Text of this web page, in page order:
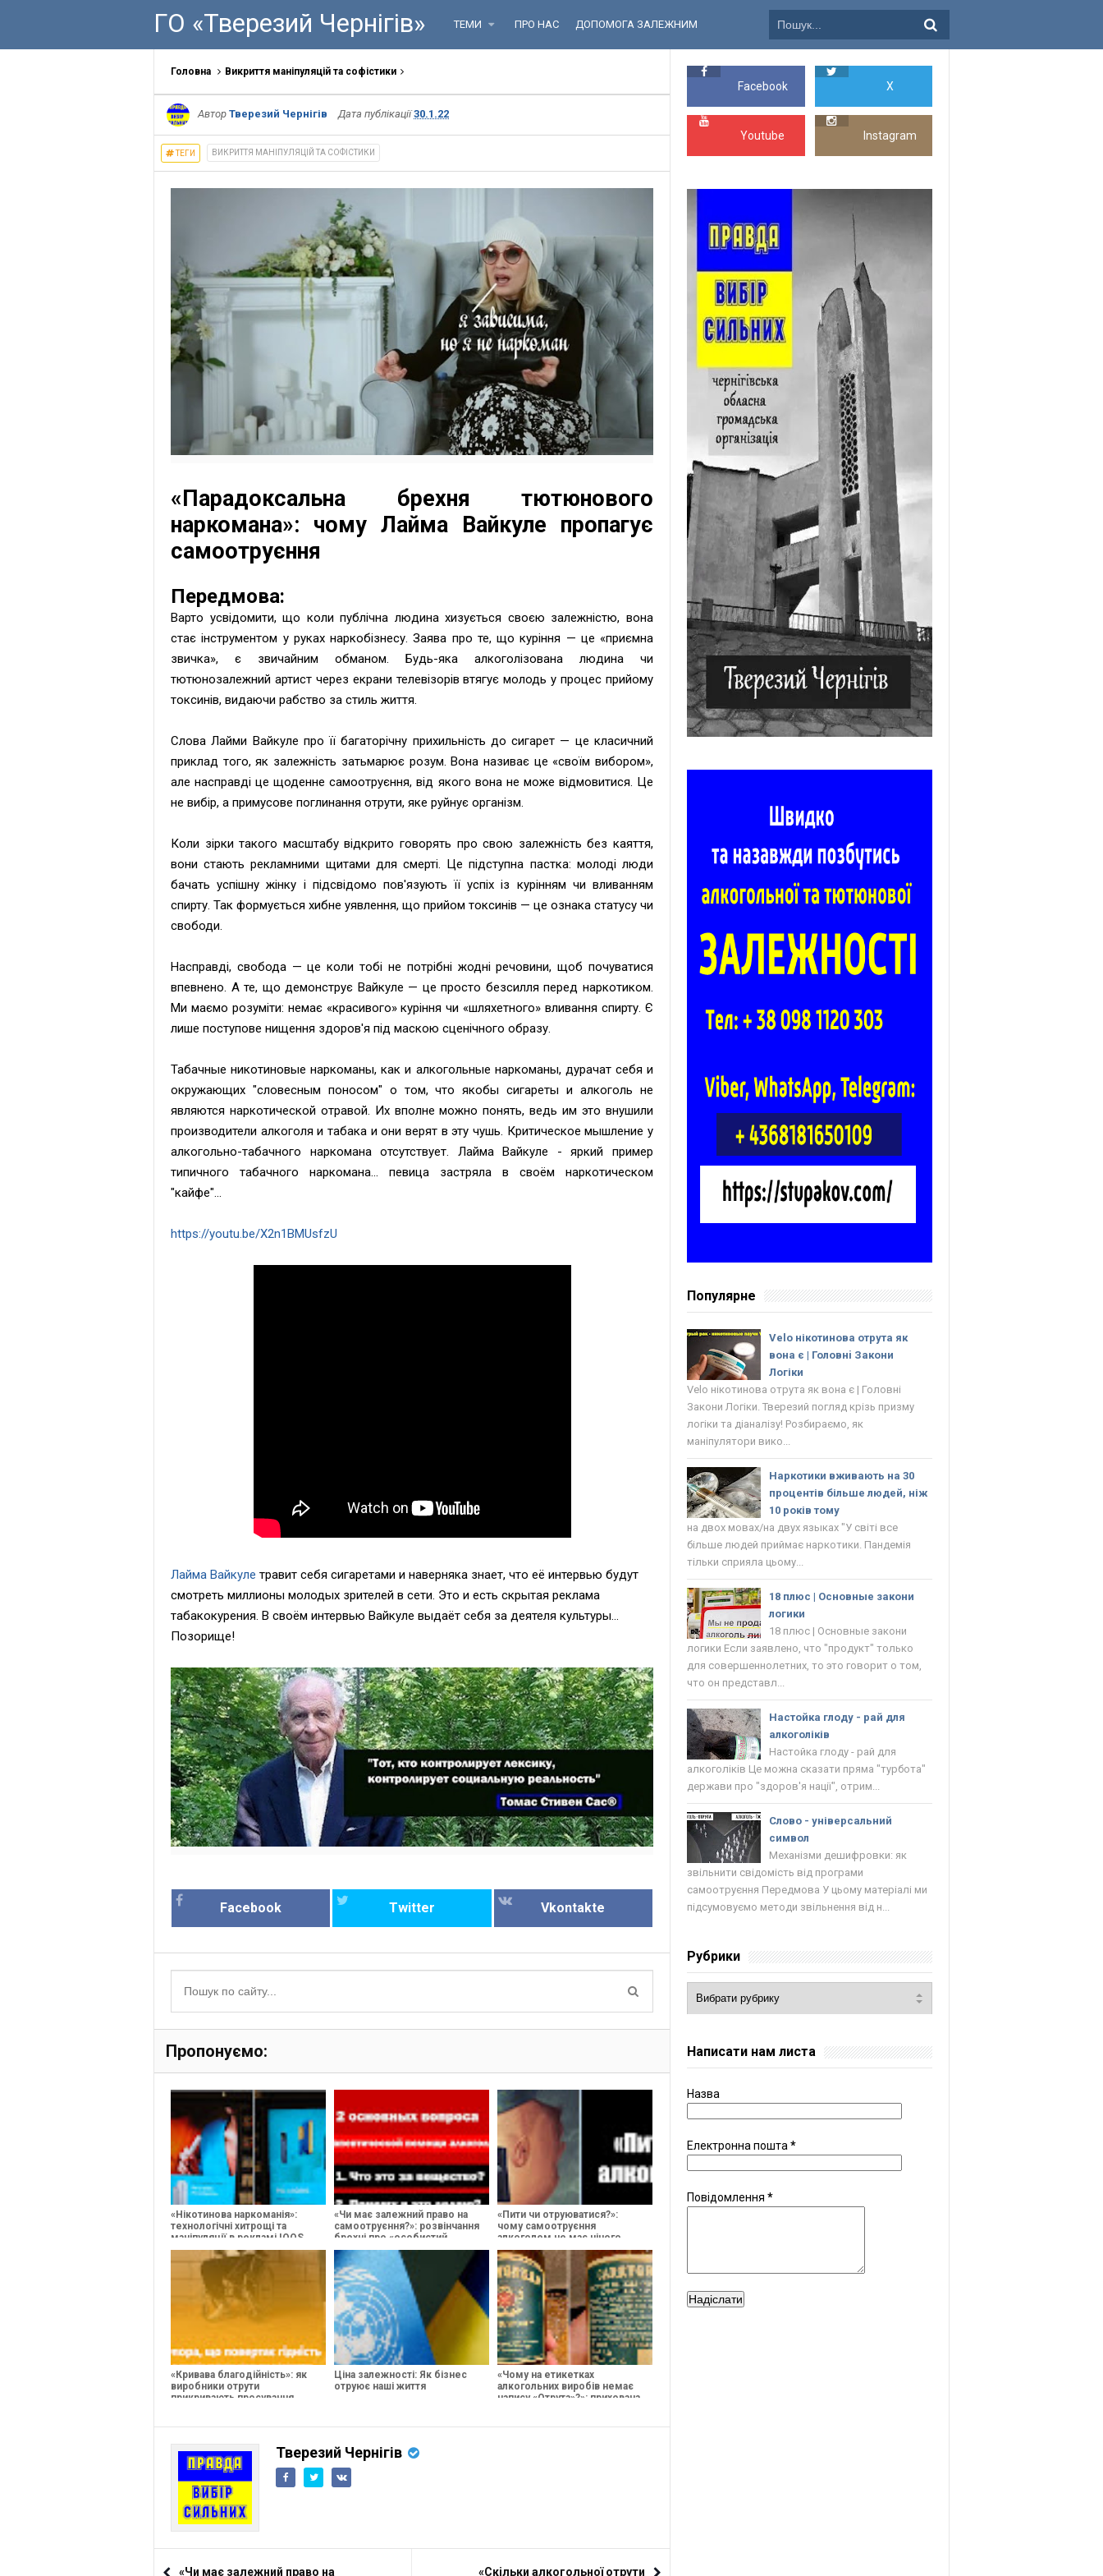
ГО «Тверезий Чернігів» ТЕМИ ПРО НАС ДОПОМОГА ЗАЛЕЖНИМ
Головна Викриття маніпуляцій та софістики
Автор Тверезий Чернігів Дата публікації30.1.22
ТЕГИ ВИКРИТТЯ МАНІПУЛЯЦІЙ ТА СОФІСТИКИ
«Парадоксальна брехня тютюнового
наркомана»: чому Лайма Вайкуле пропагує
самоотруєння
Передмова:
Варто усвідомити, що коли публічна людина хизується своєю залежністю, вона
стає інструментом у руках наркобізнесу. Заява про те, що куріння — це «приємна
звичка», є звичайним обманом. Будь-яка алкоголізована людина чи
тютюнозалежний артист через екрани телевізорів втягує молодь у процес прийому
токсинів, видаючи рабство за стиль життя.
Слова Лайми Вайкуле про її багаторічну прихильність до сигарет — це класичний
приклад того, як залежність затьмарює розум. Вона називає це «своїм вибором»,
але насправді це щоденне самоотруєння, від якого вона не може відмовитися. Це
не вибір, а примусове поглинання отрути, яке руйнує організм.
Коли зірки такого масштабу відкрито говорять про свою залежність без каяття,
вони стають рекламними щитами для смерті. Це підступна пастка: молоді люди
бачать успішну жінку і підсвідомо пов'язують її успіх із курінням чи вливанням
спирту. Так формується хибне уявлення, що прийом токсинів — це ознака статусу чи
свободи.
Насправді, свобода — це коли тобі не потрібні жодні речовини, щоб почуватися
впевнено. А те, що демонструє Вайкуле — це просто безсилля перед наркотиком.
Ми маємо розуміти: немає «красивого» куріння чи «шляхетного» вливання спирту. Є
лише поступове нищення здоров'я під маскою сценічного образу.
Табачные никотиновые наркоманы, как и алкогольные наркоманы, дурачат себя и
окружающих "словесным поносом" о том, что якобы сигареты и алкоголь не
являются наркотической отравой. Их вполне можно понять, ведь им это внушили
производители алкоголя и табака и они верят в эту чушь. Критическое мышление у
алкогольно-табачного наркомана отсутствует. Лайма Вайкуле - яркий пример
типичного табачного наркомана... певица застряла в своём наркотическом
"кайфе"...
https://youtu.be/X2n1BMUsfzU
Лайма Вайкуле травит себя сигаретами и наверняка знает, что её интервью будут
смотреть миллионы молодых зрителей в сети. Это и есть скрытая реклама
табакокурения. В своём интервью Вайкуле выдаёт себя за деятеля культуры...
Позорище!
Facebook Twitter Vkontakte
Пропонуємо:
«Нікотинова наркоманія»:
технологічні хитрощі та
маніпуляції в рекламі IQOS
«Чи має залежний право на
самоотруєння?»: розвінчання
брехні про «особистий
вибір»
«Пити чи отруюватися?»:
чому самоотруєння
алкоголем не має нічого
спільного з нормальним
вгамуванням спраги
«Кривава благодійність»: як
виробники отрути
прикривають просування
Ціна залежності: Як бізнес
отруює наші життя
«Чому на етикетках
алкогольних виробів немає
напису «Отрута»?»: прихована
Тверезий Чернігів
«Чи має залежний право на «Скільки алкогольної отрути
Facebook X
Youtube Instagram
Популярне
Velo нікотинова отрута як
вона є | Головнi Закони
Логіки
Velo нікотинова отрута як вона є | Головнi
Закони Логіки. Тверезий погляд крізь призму
логіки та діаналізу! Розбираємо, як
маніпулятори вико...
Наркотики вживають на 30
процентів більше людей, ніж
10 років тому
на двох мовах/на двух языках "У світі все
більше людей приймає наркотики. Пандемія
тільки сприяла цьому...
18 плюс | Основные закони
логики
18 плюс | Основные закони
логики Если заявлено, что "продукт" только
для совершеннолетних, то это говорит о том,
что он представл...
Настойка глоду - рай для
алкоголіків
Настойка глоду - рай для
алкоголіків Це можна сказати пряма "турбота"
держави про "здоров'я нації", отрим...
Слово - універсальний
символ
Механізми дешифровки: як
звільнити свідомість від програми
самоотруєння Передмова У цьому матеріалі ми
підсумовуємо методи звільнення від н...
Рубрики
Написати нам листа
Назва
Електронна пошта*
Повідомлення*